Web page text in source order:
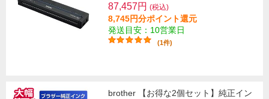
87,457円 (税込)
8,745円分ポイント還元
発送目安：10営業日
(1件)
brother 【お得な2個セット】純正イン